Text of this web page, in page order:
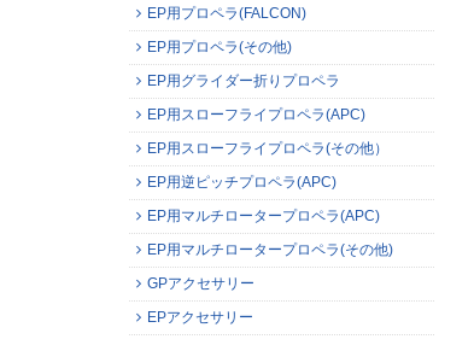
EP用プロペラ(FALCON)
EP用プロペラ(その他)
EP用グライダー折りプロペラ
EP用スローフライプロペラ(APC)
EP用スローフライプロペラ(その他）
EP用逆ピッチプロペラ(APC)
EP用マルチロータープロペラ(APC)
EP用マルチロータープロペラ(その他)
GPアクセサリー
EPアクセサリー